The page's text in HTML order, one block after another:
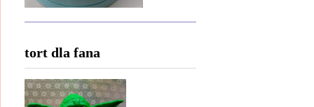
tort dla fana